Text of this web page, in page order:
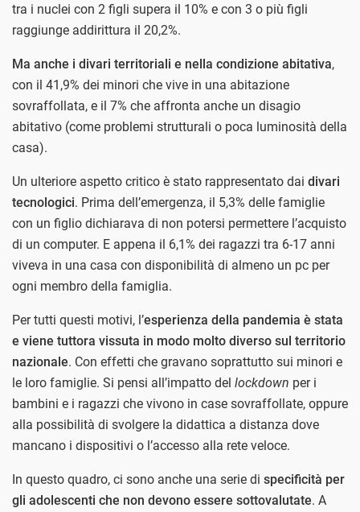
tra i nuclei con 2 figli supera il 10% e con 3 o più figli
raggiunge addirittura il 20,2%.
Ma anche i divari territoriali e nella condizione abitativa,
con il 41,9% dei minori che vive in una abitazione
sovraffollata, e il 7% che affronta anche un disagio
abitativo (come problemi strutturali o poca luminosità della
casa).
Un ulteriore aspetto critico è stato rappresentato dai divari
tecnologici. Prima dell’emergenza, il 5,3% delle famiglie
con un figlio dichiarava di non potersi permettere l’acquisto
di un computer. E appena il 6,1% dei ragazzi tra 6-17 anni
viveva in una casa con disponibilità di almeno un pc per
ogni membro della famiglia.
Per tutti questi motivi, l’esperienza della pandemia è stata
e viene tuttora vissuta in modo molto diverso sul territorio
nazionale. Con effetti che gravano soprattutto sui minori e
le loro famiglie. Si pensi all’impatto del lockdown per i
bambini e i ragazzi che vivono in case sovraffollate, oppure
alla possibilità di svolgere la didattica a distanza dove
mancano i dispositivi o l’accesso alla rete veloce.
In questo quadro, ci sono anche una serie di specificità per
gli adolescenti che non devono essere sottovalutate. A